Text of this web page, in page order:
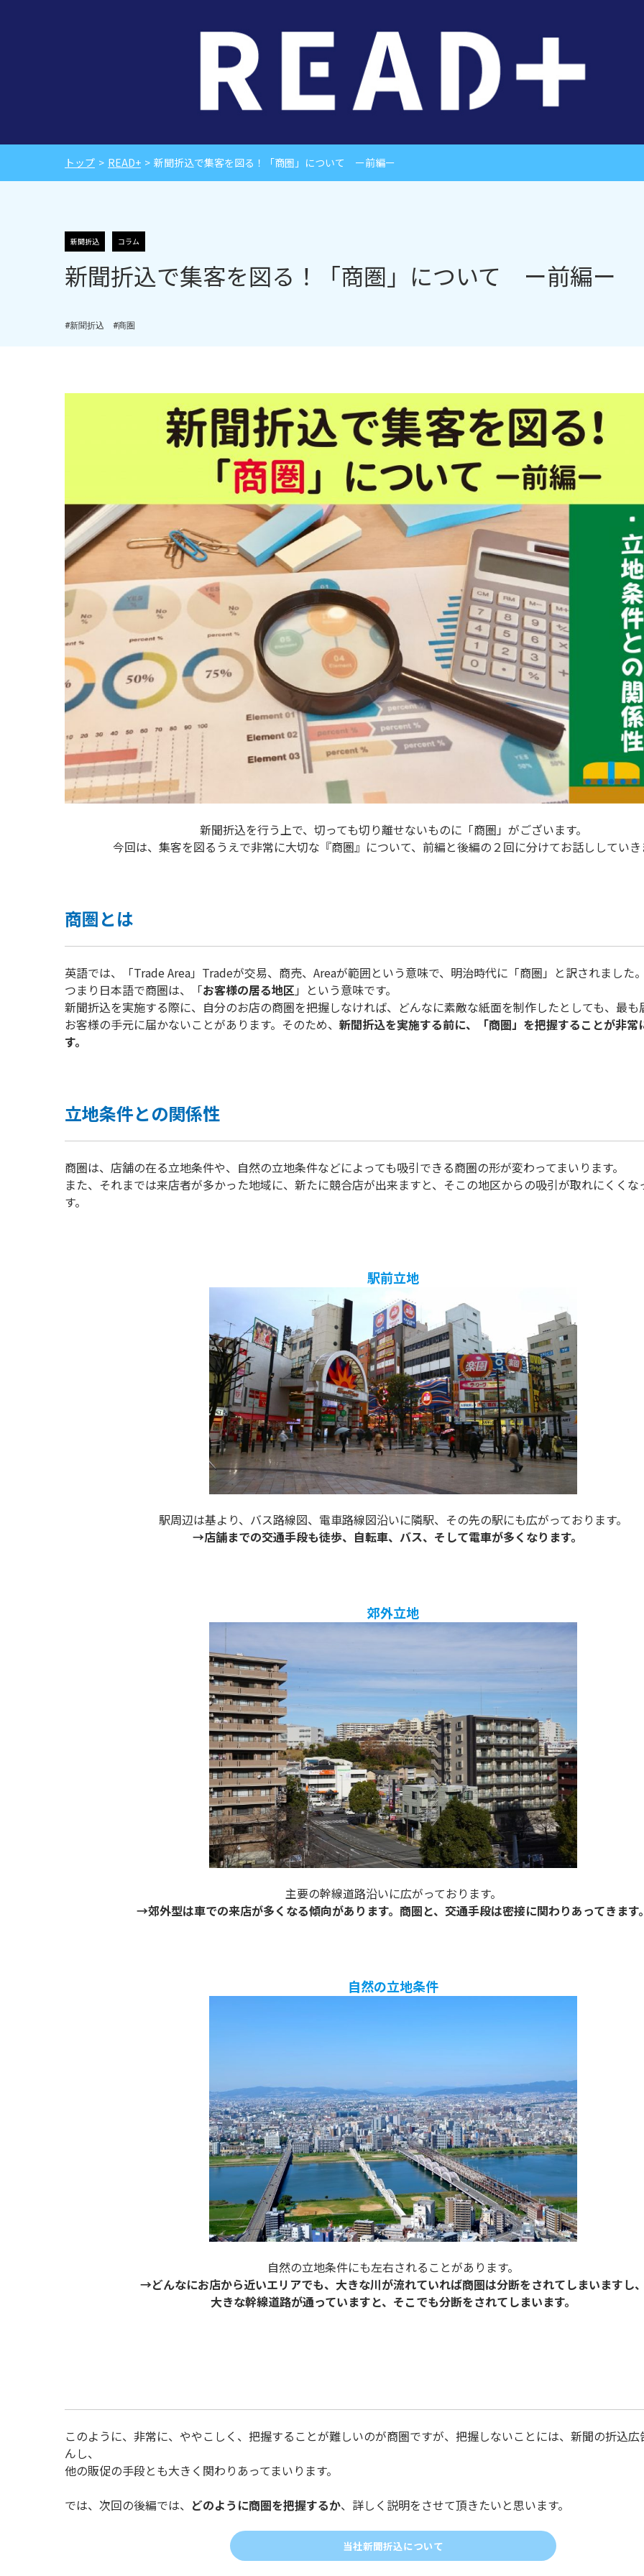
トップ > READ+ > 新聞折込で集客を図る！「商圏」について ー前編ー
新聞折込 コラム
新聞折込で集客を図る！「商圏」について ー前編ー
#新聞折込 #商圏
新聞折込を行う上で、切っても切り離せないものに「商圏」がございます。
今回は、集客を図るうえで非常に大切な『商圏』について、前編と後編の２回に分けてお話ししていき
商圏とは
英語では、「Trade Area」Tradeが交易、商売、Areaが範囲という意味で、明治時代に「商圏」と訳されました
つまり日本語で商圏は、「お客様の居る地区」という意味です。
新聞折込を実施する際に、自分のお店の商圏を把握しなければ、どんなに素敵な紙面を制作したとしても、最も
お客様の手元に届かないことがあります。そのため、 新聞折込を実施する前に、「商圏」を把握することが非常
す。
立地条件との関係性
商圏は、店舗の在る立地条件や、自然の立地条件などによっても吸引できる商圏の形が変わってまいります。
また、それまでは来店者が多かった地域に、新たに競合店が出来ますと、そこの地区からの吸引が取れにくくな
す。
駅前立地
駅周辺は基より、バス路線図、電車路線図沿いに隣駅、その先の駅にも広がっております。
→店舗までの交通手段も徒歩、自転車、バス、そして電車が多くなります。
郊外立地
主要の幹線道路沿いに広がっております。
→郊外型は車での来店が多くなる傾向があります。商圏と、交通手段は密接に関わりあってきます
自然の立地条件
自然の立地条件にも左右されることがあります。
→どんなにお店から近いエリアでも、大きな川が流れていれば商圏は分断をされてしまいますし
大きな幹線道路が通っていますと、そこでも分断をされてしまいます。
このように、非常に、ややこしく、把握することが難しいのが商圏ですが、把握しないことには、新聞の折込
んし、
他の販促の手段とも大きく関わりあってまいります。
では、次回の後編では、 どのように商圏を把握するか、詳しく説明をさせて頂きたいと思います。
当社新聞折込について